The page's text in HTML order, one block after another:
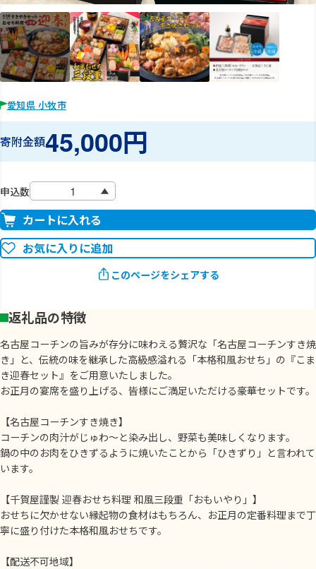
愛知県 小牧市
寄附金額45,000円
申込数
カートに入れる
お気に入りに追加
このページをシェアする
返礼品の特徴
名古屋コーチンの旨みが存分に味わえる贅沢な「名古屋コーチンすき焼
き」と、伝統の味を継承した高級感溢れる「本格和風おせち」の『こま
き迎春セット』をご用意いたしました。
お正月の宴席を盛り上げる、皆様にご満足いただける豪華セットです。
【名古屋コーチンすき焼き】
コーチンの肉汁がじゅわ～と染み出し、野菜も美味しくなります。
鍋の中のお肉をひきずるように焼いたことから「ひきずり」と言われて
います。
【千賀屋謹製 迎春おせち料理 和風三段重「おもいやり」】
おせちに欠かせない縁起物の食材はもちろん、お正月の定番料理まで丁
寧に盛り付けた本格和風おせちです。
【配送不可地域】